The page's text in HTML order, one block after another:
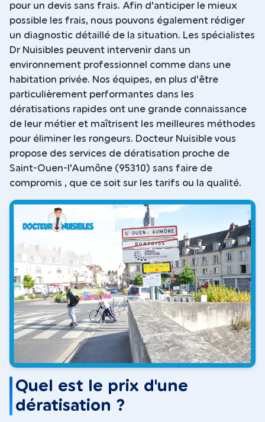
pour un devis sans frais. Afin d'anticiper le mieux
possible les frais, nous pouvons également rédiger
un diagnostic détaillé de la situation. Les spécialistes
Dr Nuisibles peuvent intervenir dans un
environnement professionnel comme dans une
habitation privée. Nos équipes, en plus d'être
particulièrement performantes dans les
dératisations rapides ont une grande connaissance
de leur métier et maîtrisent les meilleures méthodes
pour éliminer les rongeurs. Docteur Nuisible vous
propose des services de dératisation proche de
Saint-Ouen-l'Aumône (95310) sans faire de
compromis , que ce soit sur les tarifs ou la qualité.
Quel est le prix d'une
dératisation ?